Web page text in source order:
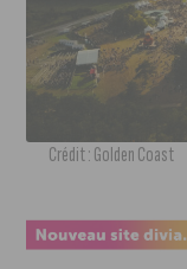
Crédit : Golden Coast